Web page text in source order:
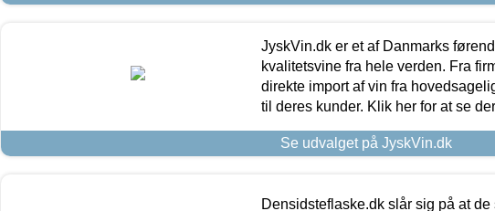
JyskVin.dk er et af Danmarks
kvalitetsvine fra hele verden. Fra
direkte import af vin fra
til deres kunder. Klik her for at se
Se udvalget på JyskVin.dk
Densidsteflaske.dk slår sig på at